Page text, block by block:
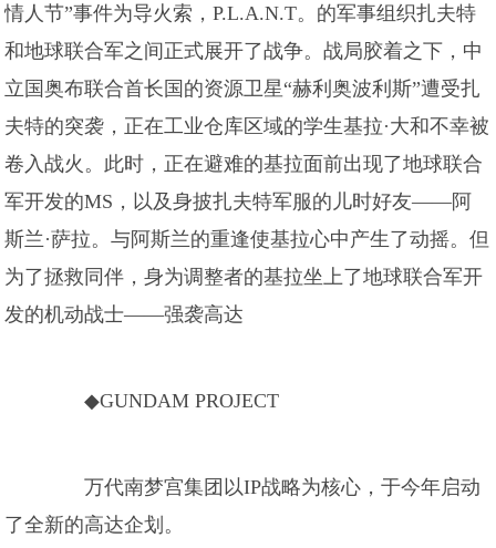
情人节”事件为导火索，P.L.A.N.T。的军事组织扎夫特
和地球联合军之间正式展开了战争。战局胶着之下，中
立国奥布联合首长国的资源卫星“赫利奥波利斯”遭受扎
夫特的突袭，正在工业仓库区域的学生基拉·大和不幸被
卷入战火。此时，正在避难的基拉面前出现了地球联合
军开发的MS，以及身披扎夫特军服的儿时好友——阿
斯兰·萨拉。与阿斯兰的重逢使基拉心中产生了动摇。但
为了拯救同伴，身为调整者的基拉坐上了地球联合军开
发的机动战士——强袭高达
◆GUNDAM PROJECT
万代南梦宫集团以IP战略为核心，于今年启动
了全新的高达企划。